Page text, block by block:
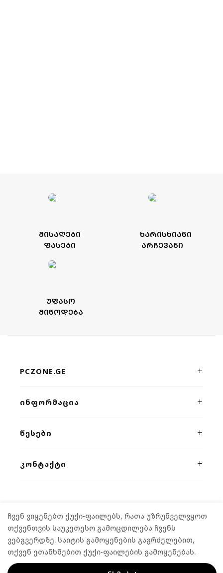
ᲮᲐᲠᲘᲡᲮᲘᲐᲜᲘ
ᲐᲠᲩᲔᲕᲐᲜᲘ
ᲛᲘᲡᲐᲦᲔᲑᲘ
ᲤᲐᲡᲔᲑᲘ
ᲣᲤᲐᲡᲝ
ᲛᲘᲬᲝᲓᲔᲑᲐ
PCZONE.GE
მოწყობილობების ონლაინ მაღაზია. ხარისხი, სისწრაფე
ᲘᲜᲤᲝᲠᲛᲐᲪᲘᲐ
მიწოდება
ᲬᲔᲡᲔᲑᲘ
როგორ შევიძინოთ
ᲙᲝᲜᲢᲐᲥᲢᲘ
contact@pczone.ge
© 2026 PCZONE.GE. ALL RIGHTS RESERVED.
ჩვენ ვიყენებთ ქუქი-ფაილებს, რათა უზრუნველვყოთ
თქვენთვის საუკეთესო გამოცდილება ჩვენს
ვებგვერდზე. საიტის გამოყენების გაგრძელებით,
თქვენ ეთანხმებით ქუქი-ფაილების გამოყენებას.